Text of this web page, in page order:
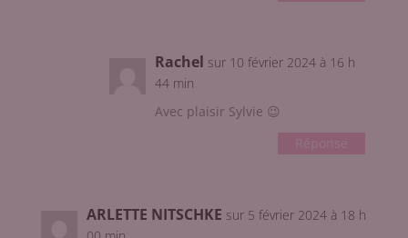
Rachel sur 10 février 2024 à 16 h
44 min
Avec plaisir Sylvie 😉
Réponse
ARLETTE NITSCHKE sur 5 février 2024 à 18 h